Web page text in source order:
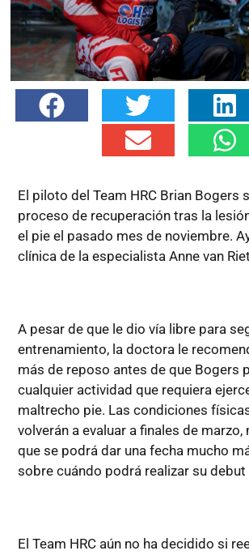
El piloto del Team HRC Brian Bogers
proceso de recuperación tras la
el pie el pasado mes de noviembre.
clínica de la especialista Anne van
A pesar de que le dio vía libre para
entrenamiento, la doctora le
más de reposo antes de que Bogers
cualquier actividad que requiera
maltrecho pie. Las condiciones
volverán a evaluar a finales de marzo,
que se podrá dar una fecha mucho
sobre cuándo podrá realizar su debut
El Team HRC aún no ha decidido si